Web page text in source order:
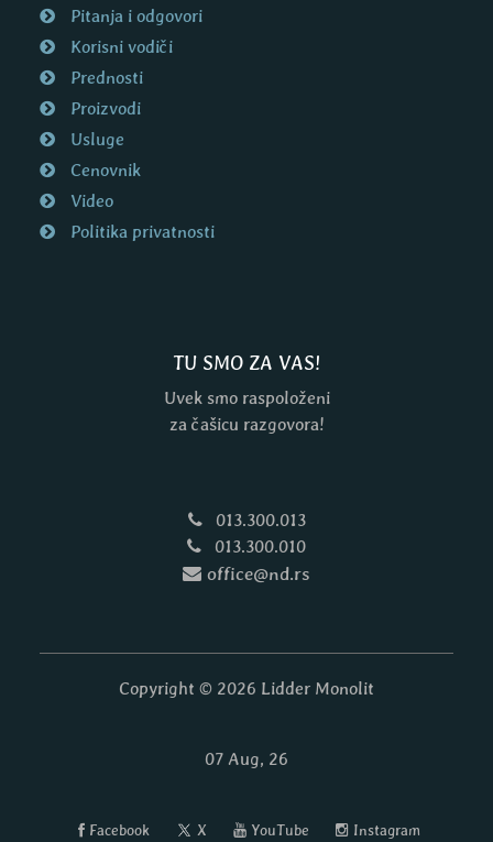
Pitanja i odgovori
Korisni vodiči
Prednosti
Proizvodi
Usluge
Cenovnik
Video
Politika privatnosti
TU SMO ZA VAS!
Uvek smo raspoloženi
za čašicu razgovora!
013.300.013
013.300.010
office@nd.rs
Copyright © 2026 Lidder Monolit
07 Aug, 26
Facebook X YouTube Instagram